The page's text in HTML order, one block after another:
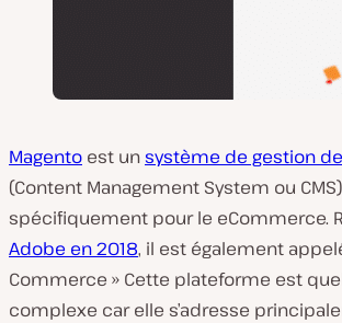
Magento est unsystème de gestion
(Content Management System ou
spécifiquement pour le eCommerce.
Adobe en 2018, il est également
Commerce » Cette plateforme est
complexe car elle s’adresse